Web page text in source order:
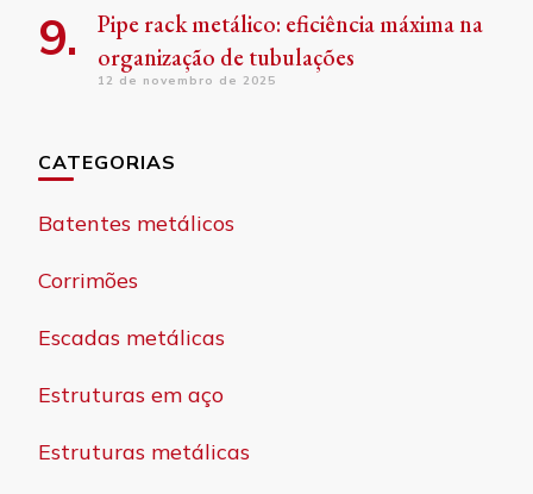
Pipe rack metálico: eficiência máxima na
organização de tubulações
12 de novembro de 2025
CATEGORIAS
Batentes metálicos
Corrimões
Escadas metálicas
Estruturas em aço
Estruturas metálicas